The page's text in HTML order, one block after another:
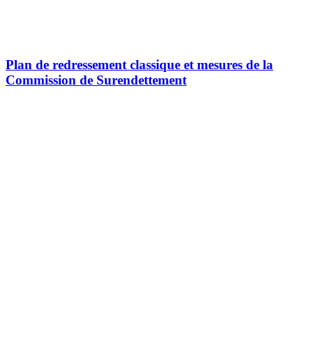
Plan de redressement classique et mesures de la
Commission de Surendettement